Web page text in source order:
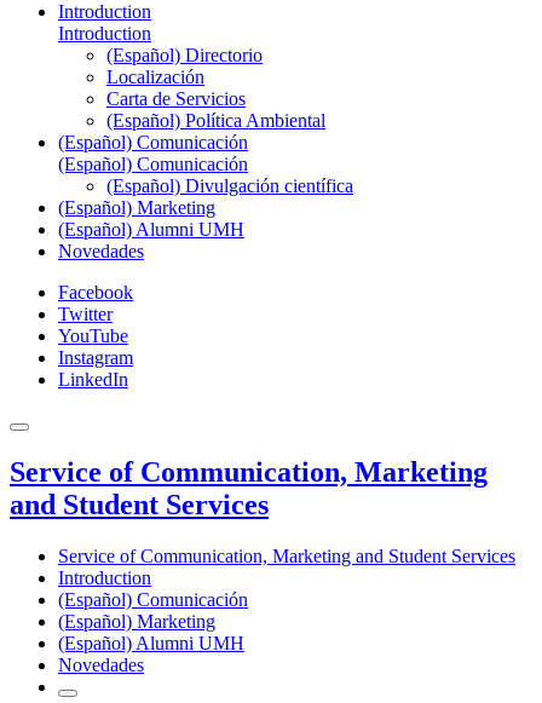
Introduction
Introduction
(Español) Directorio
Localización
Carta de Servicios
(Español) Política Ambiental
(Español) Comunicación
(Español) Comunicación
(Español) Divulgación científica
(Español) Marketing
(Español) Alumni UMH
Novedades
Facebook
Twitter
YouTube
Instagram
LinkedIn
Service of Communication, Marketing
and Student Services
Service of Communication, Marketing and Student Services
Introduction
(Español) Comunicación
(Español) Marketing
(Español) Alumni UMH
Novedades